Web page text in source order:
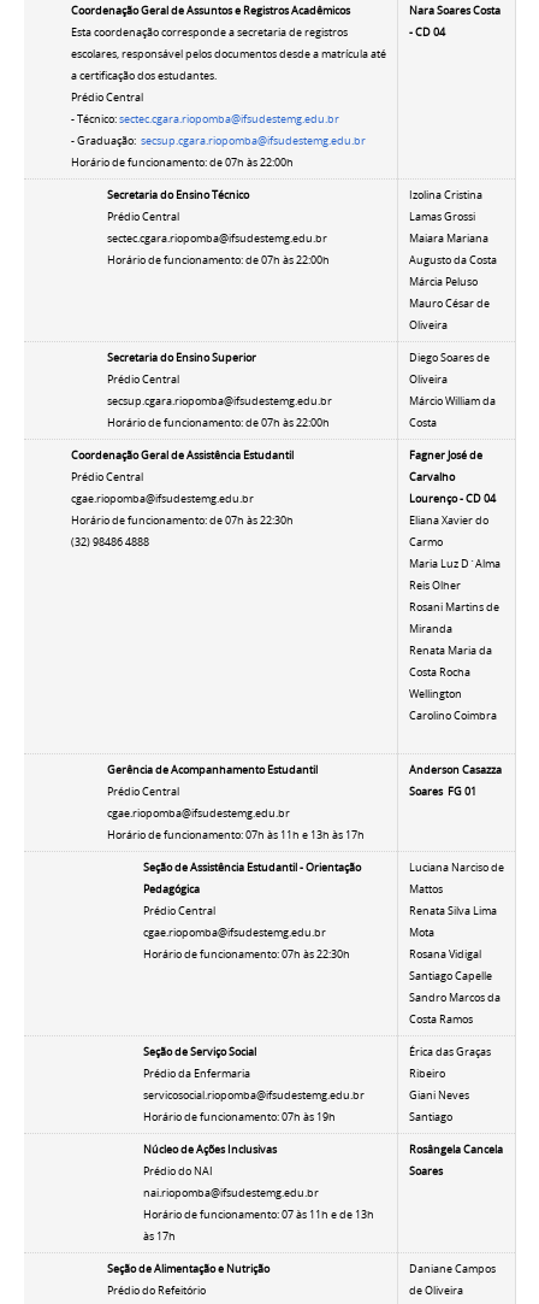
Coordenação Geral de Assuntos e Registros Acadêmicos
Esta coordenação corresponde a secretaria de registros
escolares, responsável pelos documentos desde a matrícula até
a certificação dos estudantes.
Prédio Central
- Técnico:sectec.cgara.riopomba@ifsudestemg.edu.br
- Graduação: secsup.cgara.riopomba@ifsudestemg.edu.br
Horário de funcionamento: de 07h às 22:00h
Nara Soares Costa
- CD 04
Secretaria do Ensino Técnico
Prédio Central
sectec.cgara.riopomba@ifsudestemg.edu.br
Horário de funcionamento: de 07h às 22:00h
Izolina Cristina
Lamas Grossi
Maiara Mariana
Augusto da Costa
Márcia Peluso
Mauro César de
Oliveira
Secretaria do Ensino Superior
Prédio Central
secsup.cgara.riopomba@ifsudestemg.edu.br
Horário de funcionamento: de 07h às 22:00h
Diego Soares de
Oliveira
Márcio William da
Costa
Coordenação Geral de Assistência Estudantil
Prédio Central
cgae.riopomba@ifsudestemg.edu.br
Horário de funcionamento: de 07h às 22:30h
(32) 98486 4888
Fagner José de
Carvalho
Lourenço - CD 04
Eliana Xavier do
Carmo
Maria Luz D´Alma
Reis Olher
Rosani Martins de
Miranda
Renata Maria da
Costa Rocha
Wellington
Carolino Coimbra
Gerência de Acompanhamento Estudantil
Prédio Central
cgae.riopomba@ifsudestemg.edu.br
Horário de funcionamento: 07h às 11h e 13h às 17h
Anderson Casazza
Soares FG 01
Seção de Assistência Estudantil - Orientação
Pedagógica
Prédio Central
cgae.riopomba@ifsudestemg.edu.br
Horário de funcionamento: 07h às 22:30h
Luciana Narciso de
Mattos
Renata Silva Lima
Mota
Rosana Vidigal
Santiago Capelle
Sandro Marcos da
Costa Ramos
Seção de Serviço Social
Prédio da Enfermaria
servicosocial.riopomba@ifsudestemg.edu.br
Horário de funcionamento: 07h às 19h
Érica das Graças
Ribeiro
Giani Neves
Santiago
Núcleo de Ações Inclusivas
Prédio do NAI
nai.riopomba@ifsudestemg.edu.br
Horário de funcionamento: 07 às 11h e de 13h
às 17h
Rosângela Cancela
Soares
Seção de Alimentação e Nutrição
Prédio do Refeitório
Daniane Campos
de Oliveira